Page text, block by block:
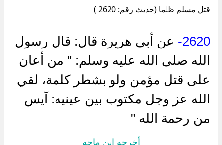
قتل مسلم ظلما (حديث رقم: 2620 )
2620-
عن أبي هريرة قال: قال رسول
الله صلى الله عليه وسلم: " من أعان
على قتل مؤمن ولو بشطر كلمة، لقي
الله عز وجل مكتوب بين عينيه: آيس
من رحمة الله "
أخرجه ابن ماجه